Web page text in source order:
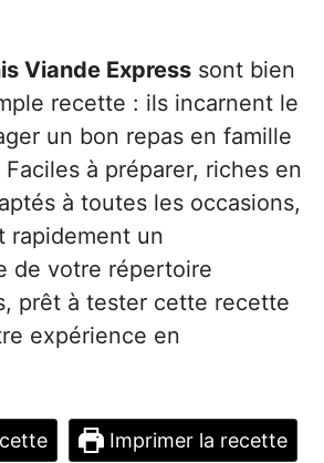
Viande Express sont bien
recette : ils incarnent le
un bon repas en famille
à préparer, riches en
à toutes les occasions,
rapidement un
de votre répertoire
prêt à tester cette recette
expérience en
Imprimer la recette